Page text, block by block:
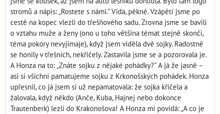
stromů a nápis: „Rostete s námi." Vida, pěkné. Vzápětí jsme po
cestě na kopec vlezli do třešňového sadu. Zrovna jsme se bavili
o vztahu muže a ženy (ono u toho většina témat stejně skončí,
téma pokory nevyjímaje), když jsem viděla dvě sojky. Radostně
se honily v třešních, nekřičely. Zastavila jsme se a pozorovala je.
A Honza na to: „Znáte sojku z nějaké pohádky?" A já že jasně –
asi si všichni pamatujeme sojku z Krkonošských pohádek. Honza
upřesnil, co já jsem si už nepamatovala: že sojka křičela a
žalovala, když někdo (Anče, Kuba, Hajnej nebo dokonce
Trautenberk) lezli do Krakonošova! A Honza mi povídá: „A co je